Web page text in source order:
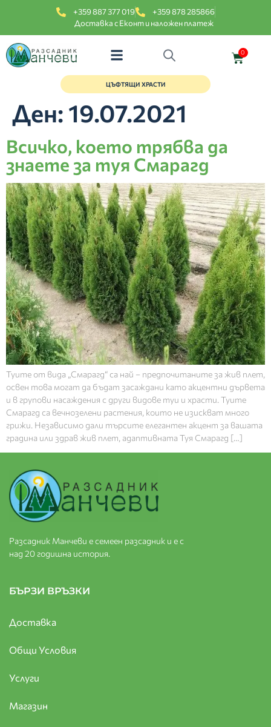
+359 887 377 019
+359 878 285866
Доставка с Еконт и наложен платеж
0
ЦЪФТЯЩИ ХРАСТИ
Ден: 19.07.2021
Всичко, което трябва да
знаете за туя Смарагд
Туите от вида „Смарагд“ са най – предпочитаните за жив плет,
освен това могат да бъдат засаждани като акцентни дървета
и в групови насаждения с други видове туи и храсти. Туите
Смарагд са вечнозелени растения, които не изискват много
грижи. Независимо дали търсите елегантен акцент за вашата
градина или здрав жив плет, адаптивната Туя Смарагд […]
Разсадник Манчеви е семеен разсадник и е с
над 20 годишна история.
БЪРЗИ ВРЪЗКИ
Доставка
Общи Условия
Услуги
Магазин